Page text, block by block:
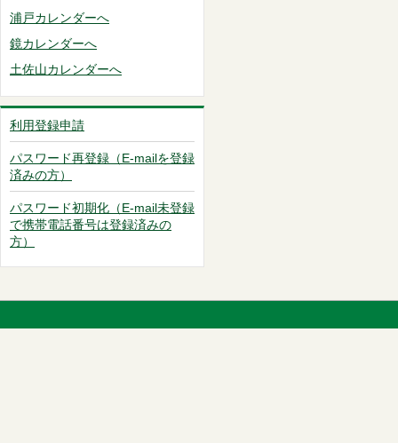
浦戸カレンダーへ
鏡カレンダーへ
土佐山カレンダーへ
利用登録申請
パスワード再登録（E-mailを登録
済みの方）
パスワード初期化（E-mail未登録
で携帯電話番号は登録済みの
方）